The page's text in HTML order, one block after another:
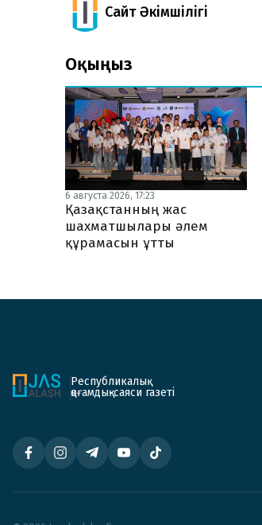
Сайт Әкімшілігі
Оқыңыз
6 августа 2026, 17:23
Қазақстанның жас
шахматшылары әлем
құрамасын ұтты
Республикалық
қоғамдық-саяси газеті